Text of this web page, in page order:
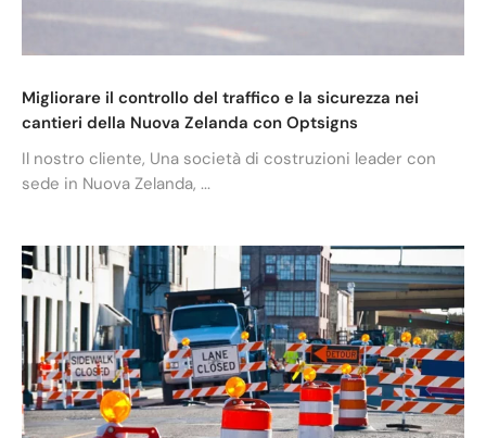
Migliorare il controllo del traffico e la sicurezza nei
cantieri della Nuova Zelanda con Optsigns
Il nostro cliente, Una società di costruzioni leader con
sede in Nuova Zelanda, ...